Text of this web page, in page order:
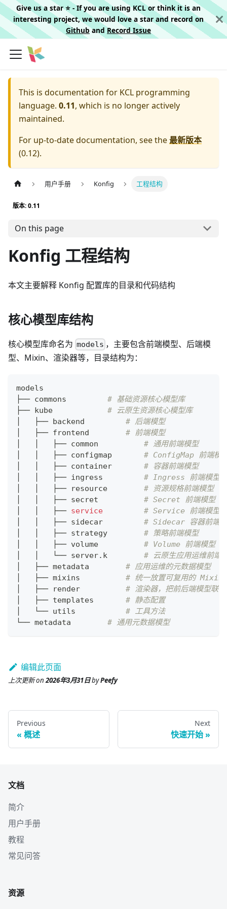
Give us a star ⭐️ - If you are using KCL or think it is an
interesting project, we would love a star and record on
Githuband Record Issue
This is documentation for KCL programming
language. 0.11, which is no longer actively
maintained.
For up-to-date documentation, see the最新版本
(0.12).
用户手册 Konfig 工程结构
版本: 0.11
On this page
Konfig 工程结构
本文主要解释 Konfig 配置库的目录和代码结构
核心模型库结构
核心模型库命名为 models ，主要包含前端模型、后端模
型、Mixin、渲染器等，目录结构为：
models
├── commons # 基础资源核心模型库
├── kube # 云原生资源核心模型库
│   ├── backend # 后端模型
│   ├── frontend # 前端模型
│   │   ├── common # 通用前端模型
│   │   ├── configmap # ConfigMap 前端模
│   │   ├── container # 容器前端模型
│   │   ├── ingress # Ingress 前端模型
│   │   ├── resource # 资源规格前端模型
│   │   ├── secret # Secret 前端模型
│   │   ├── service
# Service 前端模型
│   │   ├── sidecar # Sidecar 容器前端
│   │   ├── strategy # 策略前端模型
│   │   ├── volume # Volume 前端模型
│   │   └── server.k # 云原生应用运维前端
│   ├── metadata # 应用运维的元数据模型
│   ├── mixins # 统一放置可复用的 Mixin
│   ├── render # 渲染器，把前后端模型联
│   ├── templates # 静态配置
│   └── utils # 工具方法
└── metadata # 通用元数据模型
编辑此页面
上次更新on2026年3月31日byPeefy
Previous
概述
Next
快速开始
文档
简介
用户手册
教程
常见问答
资源